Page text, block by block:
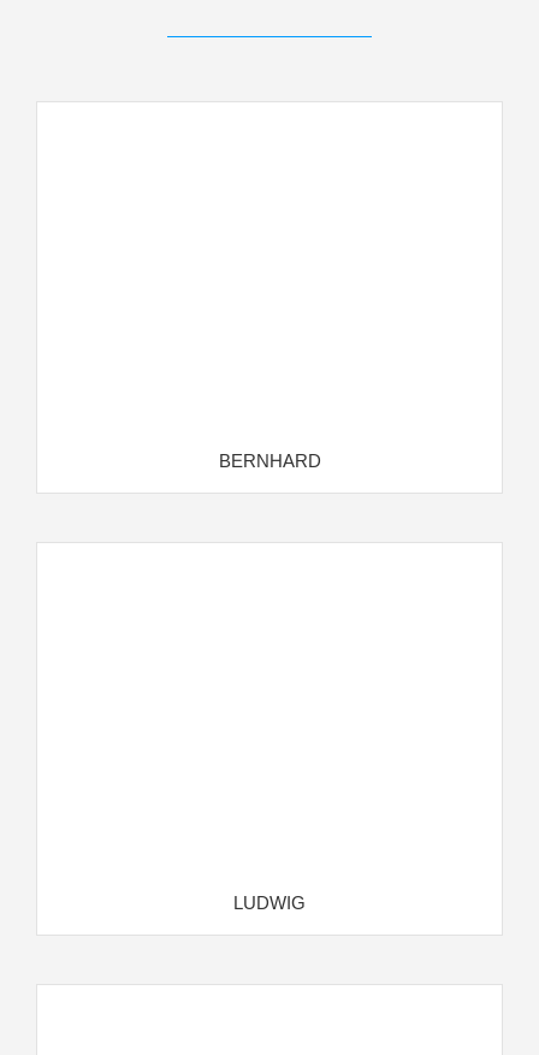
BERNHARD
LUDWIG